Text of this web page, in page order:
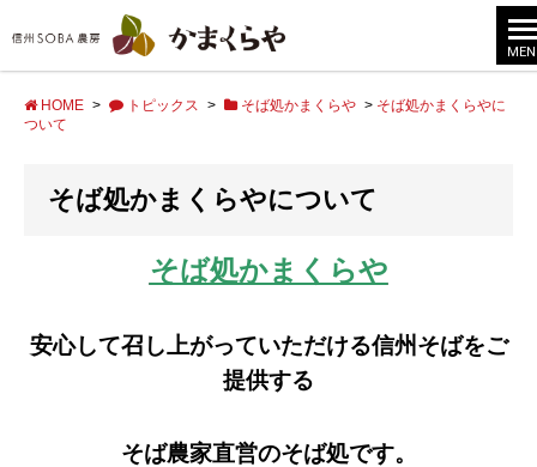
HOME > トピックス > そば処かまくらや > そば処かまくらやに
ついて
そば処かまくらやについて
そば処かまくらや
安心して召し上がっていただける信州そばをご
提供する
そば農家直営のそば処です。